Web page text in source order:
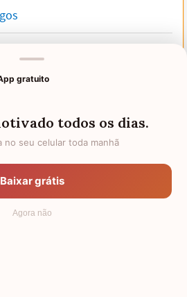
que mostram a
amigos
Irmão
gratuito
todos os dias.
no seu celular toda manhã
Baixar grátis
Agora não